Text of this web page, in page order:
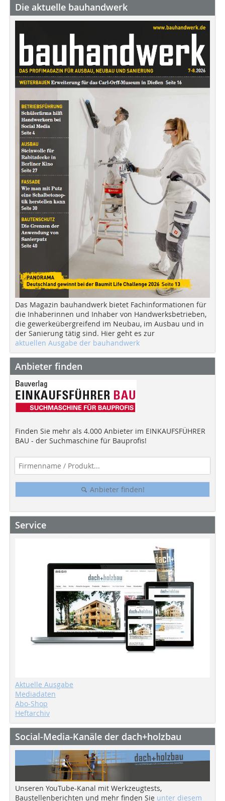
Die aktuelle bauhandwerk
Das Magazin bauhandwerk bietet Fachinformationen für
die Inhaberinnen und Inhaber von Handwerksbetrieben,
die gewerkeübergreifend im Neubau, im Ausbau und in
der Sanierung tätig sind. Hier geht es zur
aktuellen Ausgabe der bauhandwerk
Anbieter finden
Finden Sie mehr als 4.000 Anbieter im EINKAUFSFÜHRER
BAU - der Suchmaschine für Bauprofis!
Anbieter finden!
Service
Aktuelle Ausgabe
Mediadaten
Abo-Shop
Heftarchiv
Social-Media-Kanäle der dach+holzbau
Unseren YouTube-Kanal mit Werkzeugtests,
Baustellenberichten und mehr finden Sie unter diesem